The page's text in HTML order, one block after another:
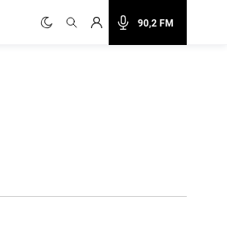
90,2 FM